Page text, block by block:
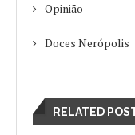
Opinião
Doces Nerópolis
RELATED